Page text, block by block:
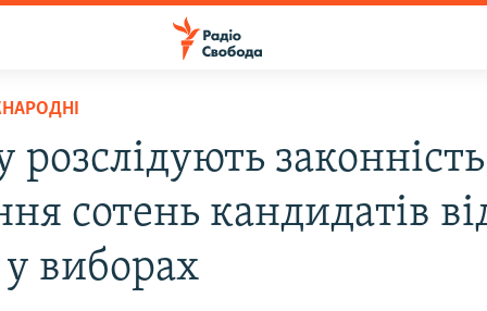
розслідують законність
сотень кандидатів
у виборах